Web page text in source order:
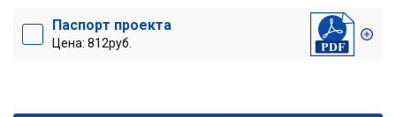
Паспорт проекта
Цена: 812руб.